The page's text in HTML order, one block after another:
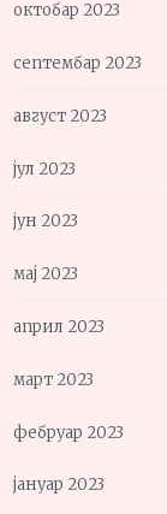
октобар 2023
септембар 2023
август 2023
јул 2023
јун 2023
мај 2023
април 2023
март 2023
фебруар 2023
јануар 2023